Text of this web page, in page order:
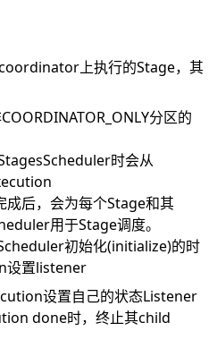
上执行的Stage，其
分区的
时会从
后，会为每个Stage和其
用于Stage调度。
初始化(initialize)的时
设置listener
设置自己的状态Listener
done时，终止其child